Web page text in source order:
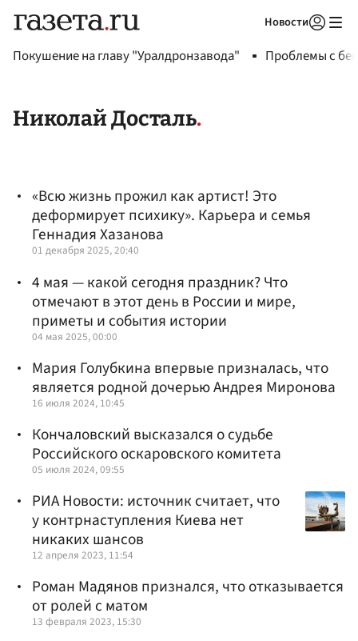
Новости
Покушение на главу "Уралдронзавода" Проблемы с
Николай Досталь
«Всю жизнь прожил как артист! Это
деформирует психику». Карьера и семья
Геннадия Хазанова
01 декабря 2025, 20:40
4 мая — какой сегодня праздник? Что
отмечают в этот день в России и мире,
приметы и события истории
04 мая 2025, 00:00
Мария Голубкина впервые призналась, что
является родной дочерью Андрея Миронова
16 июля 2024, 10:45
Кончаловский высказался о судьбе
Российского оскаровского комитета
05 июля 2024, 09:55
РИА Новости: источник считает, что
у контрнаступления Киева нет
никаких шансов
12 апреля 2023, 11:54
Роман Мадянов признался, что отказывается
от ролей с матом
13 февраля 2023, 15:30